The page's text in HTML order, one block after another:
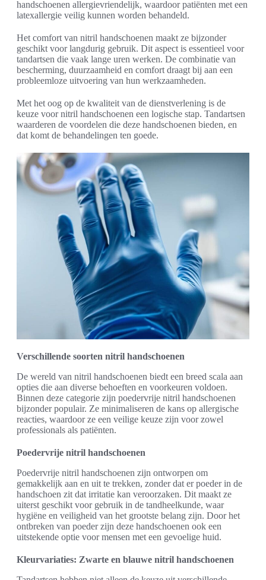
handschoenen allergievriendelijk, waardoor patiënten met een
latexallergie veilig kunnen worden behandeld.
Het comfort van nitril handschoenen maakt ze bijzonder
geschikt voor langdurig gebruik. Dit aspect is essentieel voor
tandartsen die vaak lange uren werken. De combinatie van
bescherming, duurzaamheid en comfort draagt bij aan een
probleemloze uitvoering van hun werkzaamheden.
Met het oog op de kwaliteit van de dienstverlening is de
keuze voor nitril handschoenen een logische stap. Tandartsen
waarderen de voordelen die deze handschoenen bieden, en
dat komt de behandelingen ten goede.
Verschillende soorten nitril handschoenen
De wereld van nitril handschoenen biedt een breed scala aan
opties die aan diverse behoeften en voorkeuren voldoen.
Binnen deze categorie zijn poedervrije nitril handschoenen
bijzonder populair. Ze minimaliseren de kans op allergische
reacties, waardoor ze een veilige keuze zijn voor zowel
professionals als patiënten.
Poedervrije nitril handschoenen
Poedervrije nitril handschoenen zijn ontworpen om
gemakkelijk aan en uit te trekken, zonder dat er poeder in de
handschoen zit dat irritatie kan veroorzaken. Dit maakt ze
uiterst geschikt voor gebruik in de tandheelkunde, waar
hygiëne en veiligheid van het grootste belang zijn. Door het
ontbreken van poeder zijn deze handschoenen ook een
uitstekende optie voor mensen met een gevoelige huid.
Kleurvariaties: Zwarte en blauwe nitril handschoenen